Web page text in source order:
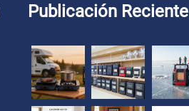
Publicación Reciente